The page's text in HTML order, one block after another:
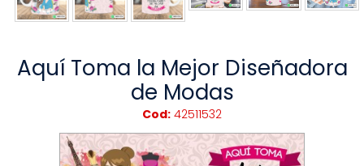
Aquí Toma la Mejor Diseñadora
de Modas
Cod: 42511532